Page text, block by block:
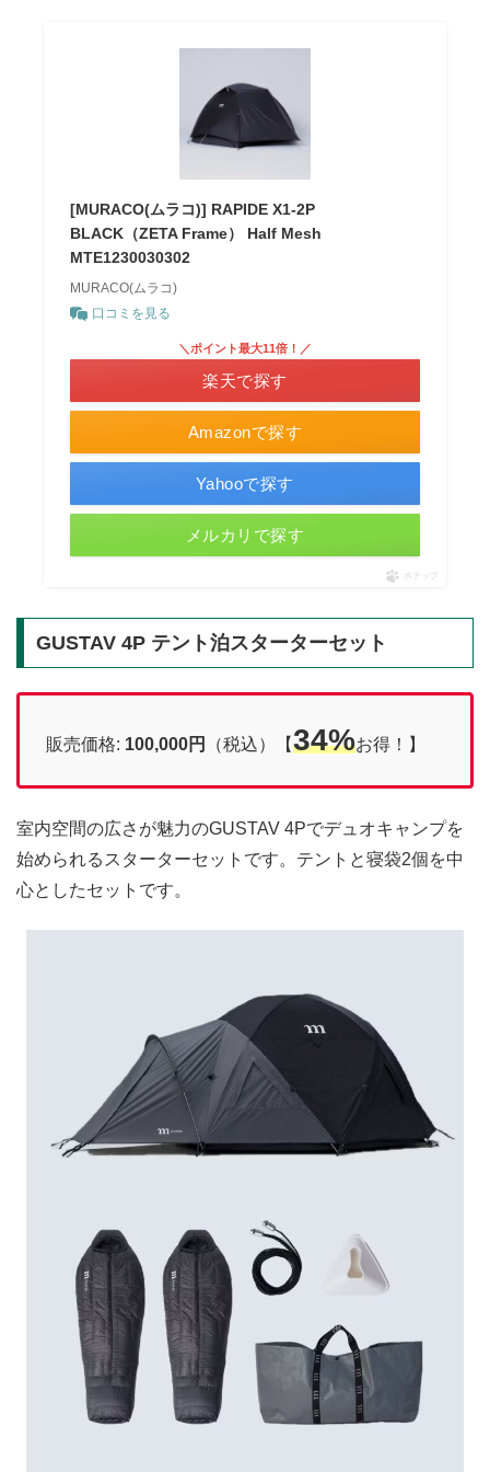
[MURACO(ムラコ)] RAPIDE X1-2P
BLACK（ZETA Frame） Half Mesh
MTE1230030302
MURACO(ムラコ)
口コミを見る
Amazonで探す
＼ポイント最大11倍！／
楽天で探す
Yahooで探す
メルカリで探す
ポチップ
GUSTAV 4P テント泊スターターセット
販売価格: 100,000円 （税込）【34%お得！】
室内空間の広さが魅力のGUSTAV 4Pでデュオキャンプを
始められるスターターセットです。テントと寝袋2個を中
心としたセットです。